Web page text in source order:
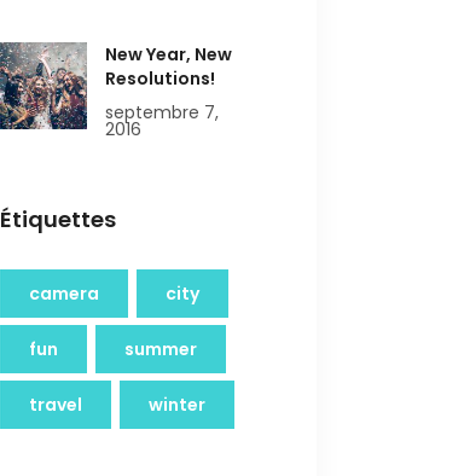
New Year, New
Resolutions!
septembre 7,
2016
Étiquettes
camera city
fun summer
travel winter